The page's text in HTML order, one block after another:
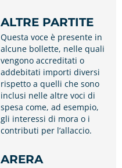
ALTRE PARTITE
Questa voce è presente in
alcune bollette, nelle quali
vengono accreditati o
addebitati importi diversi
rispetto a quelli che sono
inclusi nelle altre voci di
spesa come, ad esempio,
gli interessi di mora o i
contributi per l’allaccio.
ARERA